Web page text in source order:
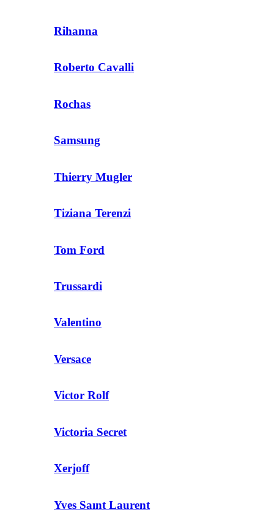
Rihanna
Roberto Cavalli
Rochas
Samsung
Thierry Mugler
Tiziana Terenzi
Tom Ford
Trussardi
Valentino
Versace
Victor Rolf
Victoria Secret
Xerjoff
Yves Saınt Laurent